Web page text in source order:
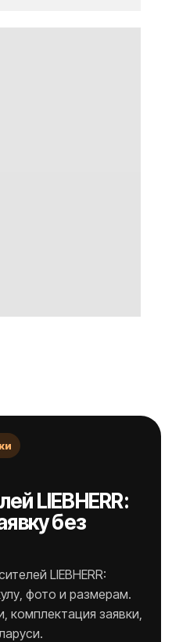
LIEBHERR:
без
LIEBHERR:
фото и размерам.
комплектация заявки,